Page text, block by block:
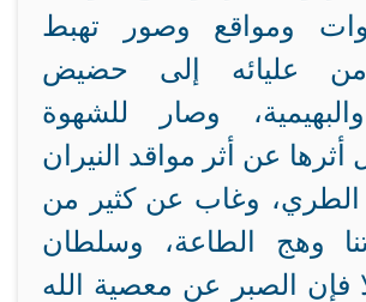
ومواقع وصور تهبط
من عليائه إلى حضيض
والبهيمية، وصار للشهوة
أثرها عن أثر مواقد النيران
الطري، وغاب عن كثير من
وهج الطاعة، وسلطان
فإن الصبر عن معصية الله